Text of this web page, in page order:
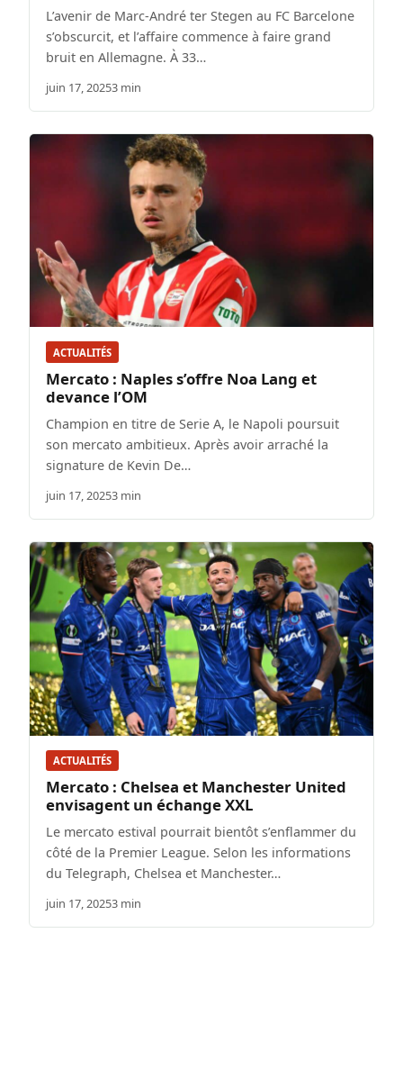
L’avenir de Marc-André ter Stegen au FC Barcelone
s’obscurcit, et l’affaire commence à faire grand
bruit en Allemagne. À 33…
juin 17, 20253 min
ACTUALITÉS
Mercato : Naples s’offre Noa Lang et
devance l’OM
Champion en titre de Serie A, le Napoli poursuit
son mercato ambitieux. Après avoir arraché la
signature de Kevin De…
juin 17, 20253 min
ACTUALITÉS
Mercato : Chelsea et Manchester United
envisagent un échange XXL
Le mercato estival pourrait bientôt s’enflammer du
côté de la Premier League. Selon les informations
du Telegraph, Chelsea et Manchester…
juin 17, 20253 min